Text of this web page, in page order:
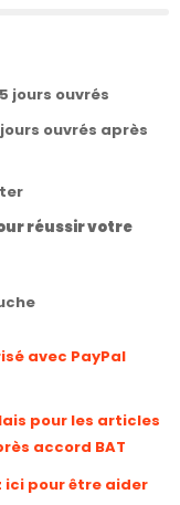
jours ouvrés
ouvrés après
réussir votre
avec PayPal
pour les articles
accord BAT
ici pour être aider